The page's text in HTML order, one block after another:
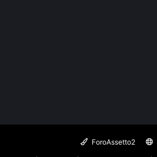
ForoAssetto2